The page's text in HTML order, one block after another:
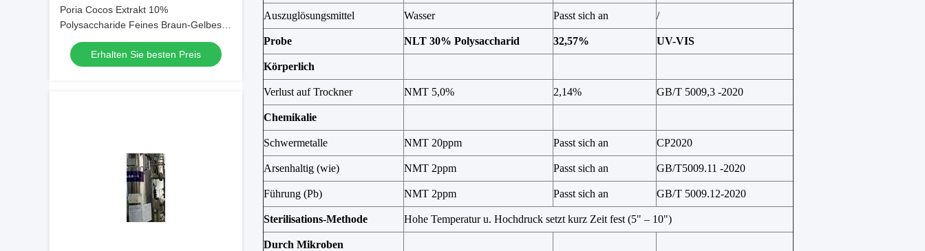
Poria Cocos Extrakt 10%
Polysaccharide Feines Braun-Gelbes
Pulver für Funktionsnahrung und
Gesundheitswesen
Erhalten Sie besten Preis
Auszuglösungsmittel Wasser Passt sich an /
Probe NLT 30% Polysaccharid 32,57% UV-VIS
Körperlich
Verlust auf Trockner NMT 5,0% 2,14% GB/T 5009,3 -2020
Chemikalie
Schwermetalle NMT 20ppm Passt sich an CP2020
Arsenhaltig (wie) NMT 2ppm Passt sich an GB/T5009.11 -2020
Führung (Pb) NMT 2ppm Passt sich an GB/T 5009.12-2020
Sterilisations-Methode Hohe Temperatur u. Hochdruck setzt kurz Zeit fest (5" – 10")
Durch Mikroben